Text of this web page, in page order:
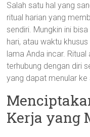
Salah satu hal yang
ritual harian yang
sendiri. Mungkin ini
hari, atau waktu
lama Anda incar.
terhubung dengan diri
yang dapat menular ke
Kerja yang